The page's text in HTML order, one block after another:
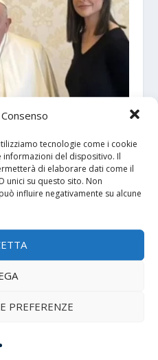
tecnologie come i cookie
del dispositivo. Il
di elaborare dati come il
unici su questo sito. Non
influire negativamente su alcune
PREFERENZE
scienza e politica